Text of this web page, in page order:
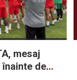
mesaj
de